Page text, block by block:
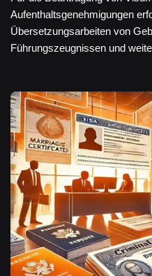
Aufenthaltsgenehmigungen
Übersetzungsarbeiten von
Führungszeugnissen und